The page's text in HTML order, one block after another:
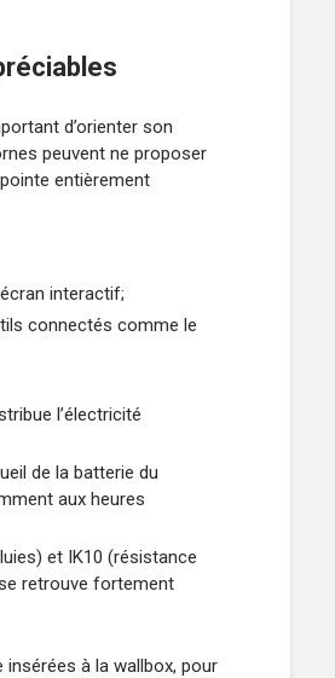
d’orienter son
peuvent ne proposer
entièrement
interactif;
connectés comme le
l’électricité
de la batterie du
aux heures
et IK10 (résistance
retrouve fortement
à la wallbox, pour